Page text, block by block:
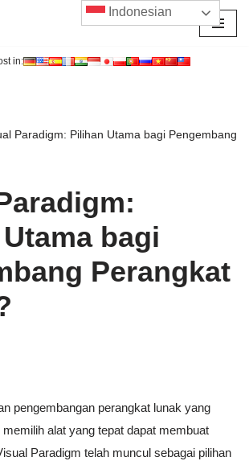
in:
Paradigm: Pilihan Utama bagi Pengembang
bagi
Perangkat
pengembangan perangkat lunak yang
alat yang tepat dapat membuat
Paradigm telah muncul sebagai pilihan
Indonesian